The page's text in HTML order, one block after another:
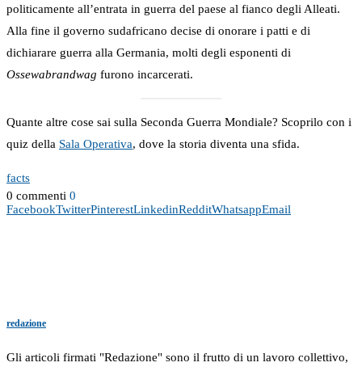
politicamente all’entrata in guerra del paese al fianco degli Alleati.
Alla fine il governo sudafricano decise di onorare i patti e di
dichiarare guerra alla Germania, molti degli esponenti di
Ossewabrandwag furono incarcerati.
Quante altre cose sai sulla Seconda Guerra Mondiale? Scoprilo con i
quiz della Sala Operativa, dove la storia diventa una sfida.
facts
0 commenti 0
FacebookTwitterPinterestLinkedinRedditWhatsappEmail
redazione
Gli articoli firmati "Redazione" sono il frutto di un lavoro collettivo,